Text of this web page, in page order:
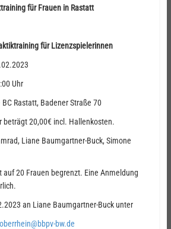
für Frauen in Rastatt
für Lizenzspielerinnen
Uhr
Rastatt, Badener Straße 70
beträgt 20,00€ incl. Hallenkosten.
Liane Baumgartner-Buck, Simone
auf 20 Frauen begrenzt. Eine Anmeldung
an Liane Baumgartner-Buck unter
bw.de